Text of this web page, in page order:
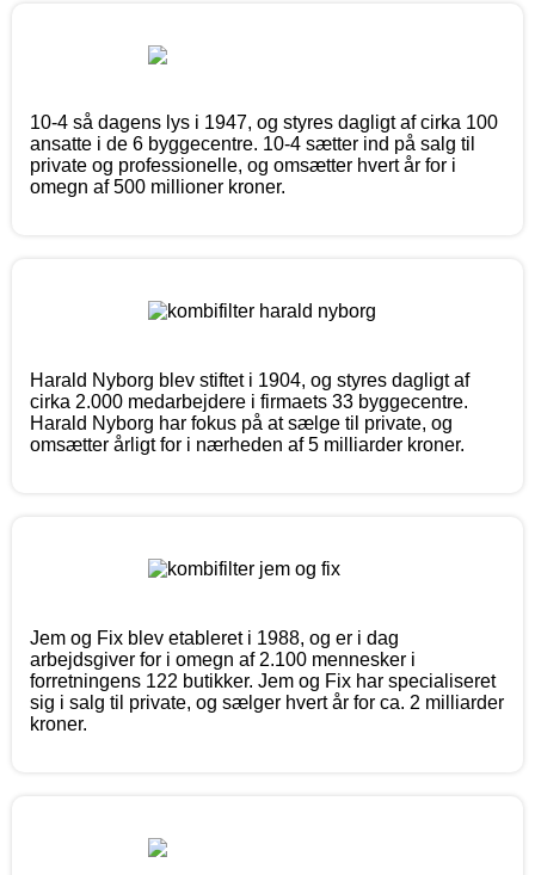
10-4 så dagens lys i 1947, og styres dagligt af cirka 100
ansatte i de 6 byggecentre. 10-4 sætter ind på salg til
private og professionelle, og omsætter hvert år for i
omegn af 500 millioner kroner.
Harald Nyborg blev stiftet i 1904, og styres dagligt af
cirka 2.000 medarbejdere i firmaets 33 byggecentre.
Harald Nyborg har fokus på at sælge til private, og
omsætter årligt for i nærheden af 5 milliarder kroner.
Jem og Fix blev etableret i 1988, og er i dag
arbejdsgiver for i omegn af 2.100 mennesker i
forretningens 122 butikker. Jem og Fix har specialiseret
sig i salg til private, og sælger hvert år for ca. 2 milliarder
kroner.